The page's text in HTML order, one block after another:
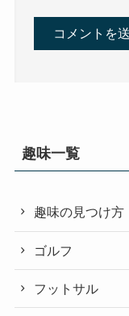
趣味一覧
趣味の見つけ方
ゴルフ
フットサル